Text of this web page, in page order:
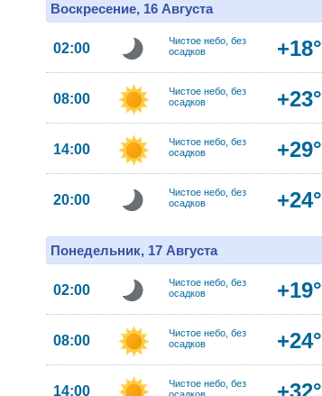
Воскресение, 16 Августа
02:00
Чистое небо, без
осадков
+18°
08:00
Чистое небо, без
осадков
+23°
14:00
Чистое небо, без
осадков
+29°
20:00
Чистое небо, без
осадков
+24°
Понедельник, 17 Августа
02:00
Чистое небо, без
осадков
+19°
08:00
Чистое небо, без
осадков
+24°
14:00
Чистое небо, без
+32°